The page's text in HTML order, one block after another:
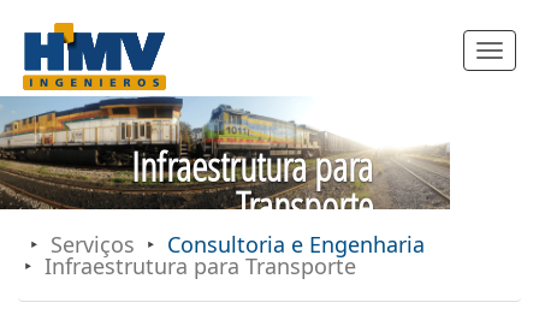
Toggle
Infraestrutura para
Transporte
Serviços Consultoria e Engenharia
Infraestrutura para Transporte